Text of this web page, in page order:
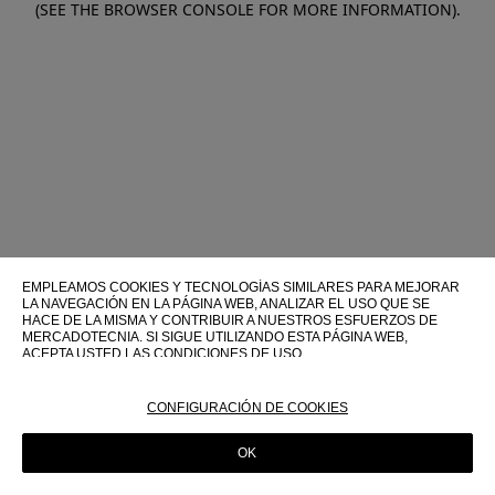
(SEE THE BROWSER CONSOLE FOR MORE INFORMATION).
EMPLEAMOS COOKIES Y TECNOLOGÍAS SIMILARES PARA MEJORAR
LA NAVEGACIÓN EN LA PÁGINA WEB, ANALIZAR EL USO QUE SE
HACE DE LA MISMA Y CONTRIBUIR A NUESTROS ESFUERZOS DE
MERCADOTECNIA. SI SIGUE UTILIZANDO ESTA PÁGINA WEB,
ACEPTA USTED LAS CONDICIONES DE USO.
SOBRE SU USO EN ESTA PÁGINA WEB, CONSULTE NUESTRA
CONFIGURACIÓN DE COOKIES
OK